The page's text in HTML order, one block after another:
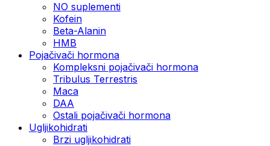
NO suplementi
Kofein
Beta-Alanin
HMB
Pojačivači hormona
Kompleksni pojačivači hormona
Tribulus Terrestris
Maca
DAA
Ostali pojačivači hormona
Ugljikohidrati
Brzi ugljikohidrati